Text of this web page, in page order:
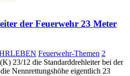
der Feuerwehr 23 Meter
Feuerwehr-Themen 2
23/12 die Standarddrehleiter bei der
Nennrettungshöhe eigentlich 23